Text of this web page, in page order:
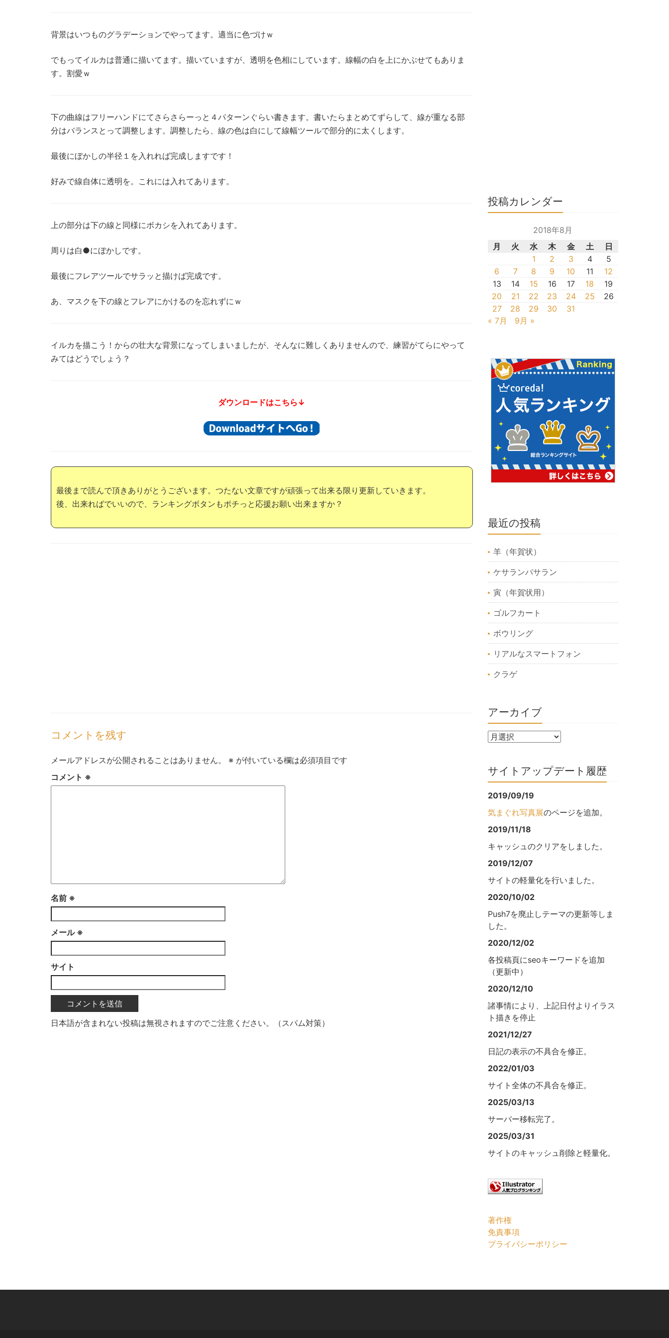
背景はいつものグラデーションでやってます。適当に色づけｗ
でもってイルカは普通に描いてます。描いていますが、透明を色相にしています。線幅の白を上にかぶせてもありま
す。割愛ｗ
下の曲線はフリーハンドにてさらさらーっと４パターンぐらい書きます。書いたらまとめてずらして、線が重なる部
分はバランスとって調整します。調整したら、線の色は白にして線幅ツールで部分的に太くします。
最後にぼかしの半径１を入れれば完成しますです！
好みで線自体に透明を。これには入れてあります。
上の部分は下の線と同様にボカシを入れてあります。
周りは白●にぼかしです。
最後にフレアツールでサラッと描けば完成です。
あ、マスクを下の線とフレアにかけるのを忘れずにｗ
イルカを描こう！からの壮大な背景になってしまいましたが、そんなに難しくありませんので、練習がてらにやって
みてはどうでしょう？
ダウンロードはこちら↓
最後まで読んで頂きありがとうございます。つたない文章ですが頑張って出来る限り更新していきます。
後、出来ればでいいので、ランキングボタンもポチっと応援お願い出来ますか？
コメントを残す
メールアドレスが公開されることはありません。 ※ が付いている欄は必須項目です
コメント ※
名前 ※
メール ※
サイト
日本語が含まれない投稿は無視されますのでご注意ください。（スパム対策）
投稿カレンダー
2018年8月
月
火 水 木 金 土
日
1
2 3 4
5
6
7 8 9 10 11
12
13
14 15 16 17 18
19
20
21 22 23 24 25
26
27
28 29 30
31
« 7月
9月 »
最近の投稿
羊（年賀状）
ケサランパサラン
寅（年賀状用）
ゴルフカート
ボウリング
リアルなスマートフォン
クラゲ
アーカイブ
サイトアップデート履歴
2019/09/19
気まぐれ写真展のページを追加。
2019/11/18
キャッシュのクリアをしました。
2019/12/07
サイトの軽量化を行いました。
2020/10/02
Push7を廃止しテーマの更新等しま
した。
2020/12/02
各投稿頁にseoキーワードを追加
（更新中）
2020/12/10
諸事情により、上記日付よりイラス
ト描きを停止
2021/12/27
日記の表示の不具合を修正。
2022/01/03
サイト全体の不具合を修正。
2025/03/13
サーバー移転完了。
2025/03/31
サイトのキャッシュ削除と軽量化。
著作権
免責事項
プライバシーポリシー